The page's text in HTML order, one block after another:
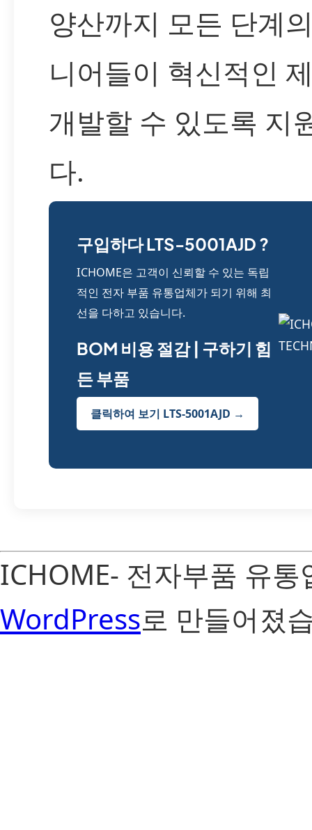
양산까지 모든 단계
니어들이 혁신적인
개발할 수 있도록 지
다.
구입하다 LTS-5001AJD ?
ICHOME은 고객이 신뢰할 수 있는 독립
적인 전자 부품 유통업체가 되기 위해 최
선을 다하고 있습니다.
BOM 비용 절감 | 구하기 힘
든 부품
클릭하여 보기 LTS-5001AJD →
ICHOME- 전자부품 유
WordPress로 만들어졌